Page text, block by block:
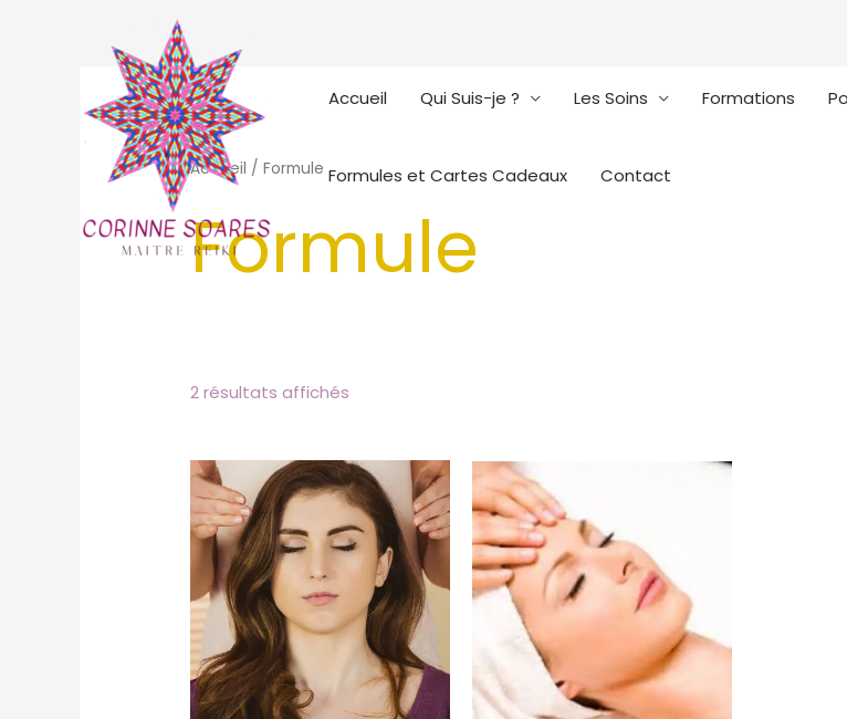
Accueil
Qui Suis-je ? Les Soins Formations
Formules et Cartes Cadeaux Contact
Accueil / Formule
Formule
2 résultats affichés